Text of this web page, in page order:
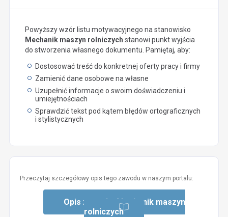
Powyższy wzór listu motywacyjnego na stanowisko
Mechanik maszyn rolniczych stanowi punkt wyjścia
do stworzenia własnego dokumentu. Pamiętaj, aby:
Dostosować treść do konkretnej oferty pracy i firmy
Zamienić dane osobowe na własne
Uzupełnić informacje o swoim doświadczeniu i
umiejętnościach
Sprawdzić tekst pod kątem błędów ortograficznych
i stylistycznych
Przeczytaj szczegółowy opis tego zawodu w naszym portalu:
Opis zawodu: Mechanik maszyn
rolniczych